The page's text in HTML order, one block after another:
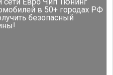
в 50+ городах РФ
безопасный